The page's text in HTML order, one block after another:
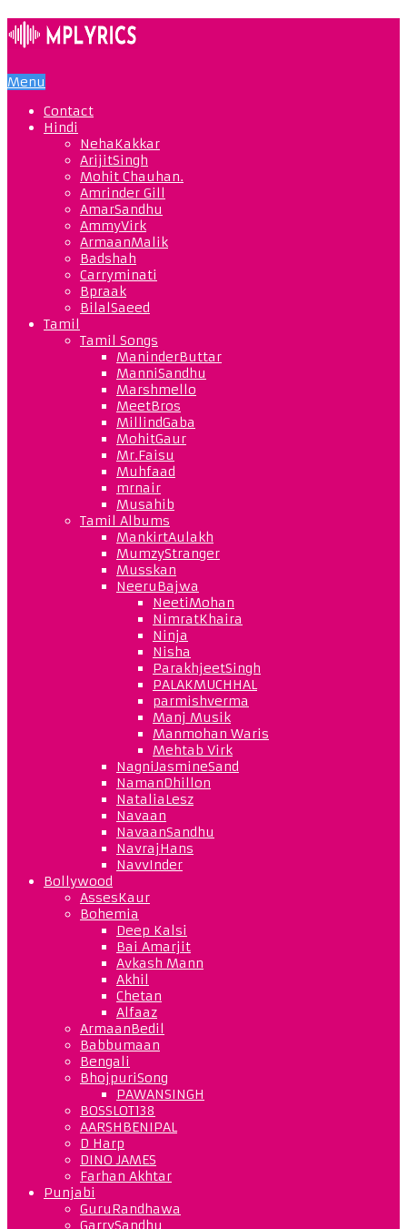
Menu
Contact
Hindi
NehaKakkar
ArijitSingh
Mohit Chauhan.
Amrinder Gill
AmarSandhu
AmmyVirk
ArmaanMalik
Badshah
Carryminati
Bpraak
BilalSaeed
Tamil
Tamil Songs
ManinderButtar
ManniSandhu
Marshmello
MeetBros
MillindGaba
MohitGaur
Mr.Faisu
Muhfaad
mrnair
Musahib
Tamil Albums
MankirtAulakh
MumzyStranger
Musskan
NeeruBajwa
NeetiMohan
NimratKhaira
Ninja
Nisha
ParakhjeetSingh
PALAKMUCHHAL
parmishverma
Manj Musik
Manmohan Waris
Mehtab Virk
NagniJasmineSand
NamanDhillon
NataliaLesz
Navaan
NavaanSandhu
NavrajHans
NavvInder
Bollywood
AssesKaur
Bohemia
Deep Kalsi
Bai Amarjit
Avkash Mann
Akhil
Chetan
Alfaaz
ArmaanBedil
Babbumaan
Bengali
BhojpuriSong
PAWANSINGH
BOSSLOT138
AARSHBENIPAL
D Harp
DINO JAMES
Farhan Akhtar
Punjabi
GuruRandhawa
GarrySandhu